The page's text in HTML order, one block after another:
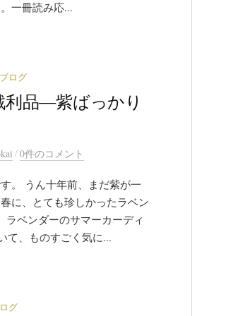
一冊読み応...
ログ
利品―紫ばっかり
/0件のコメント
。 うん十年前、まだ紫が一
に、とても珍しかったラベン
ラベンダーのサマーカーディ
て、ものすごく気に...
グ